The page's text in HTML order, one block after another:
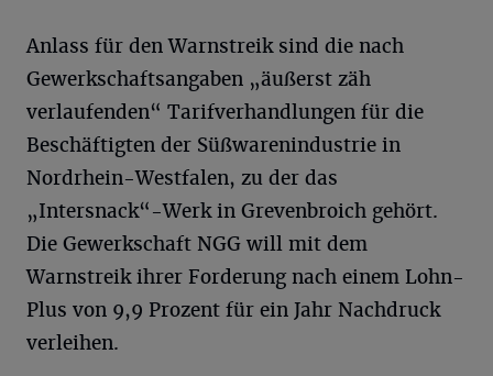
Anlass für den Warnstreik sind die nach
Gewerkschaftsangaben „äußerst zäh
verlaufenden“ Tarifverhandlungen für die
Beschäftigten der Süßwarenindustrie in
Nordrhein-Westfalen, zu der das
„Intersnack“-Werk in Grevenbroich gehört.
Die Gewerkschaft NGG will mit dem
Warnstreik ihrer Forderung nach einem Lohn-
Plus von 9,9 Prozent für ein Jahr Nachdruck
verleihen.